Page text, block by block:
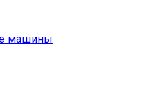
машины